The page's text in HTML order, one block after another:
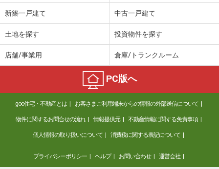
新築一戸建て 中古一戸建て
土地を探す 投資物件を探す
店舗/事業用 倉庫/トランクルーム
PC版へ
goo住宅・不動産とは お客さまご利用端末からの情報の外部送信について
物件に関するお問合せの流れ 情報提供元 不動産情報に関する免責事項
個人情報の取り扱いについて 消費税に関する表記について
プライバシーポリシー ヘルプ お問い合わせ 運営会社